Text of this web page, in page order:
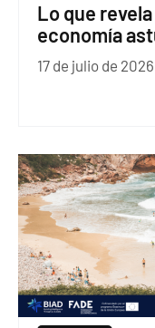
Lo que
economía
17 de julio de 2026